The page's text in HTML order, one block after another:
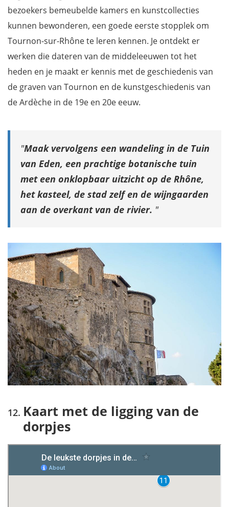
bezoekers bemeubelde kamers en kunstcollecties
kunnen bewonderen, een goede eerste stopplek om
Tournon-sur-Rhône te leren kennen. Je ontdekt er
werken die dateren van de middeleeuwen tot het
heden en je maakt er kennis met de geschiedenis van
de graven van Tournon en de kunstgeschiedenis van
de Ardèche in de 19e en 20e eeuw.
Maak vervolgens een wandeling in de Tuin
van Eden, een prachtige botanische tuin
met een onklopbaar uitzicht op de Rhône,
het kasteel, de stad zelf en de wijngaarden
aan de overkant van de rivier.
Kaart met de ligging van de
dorpjes